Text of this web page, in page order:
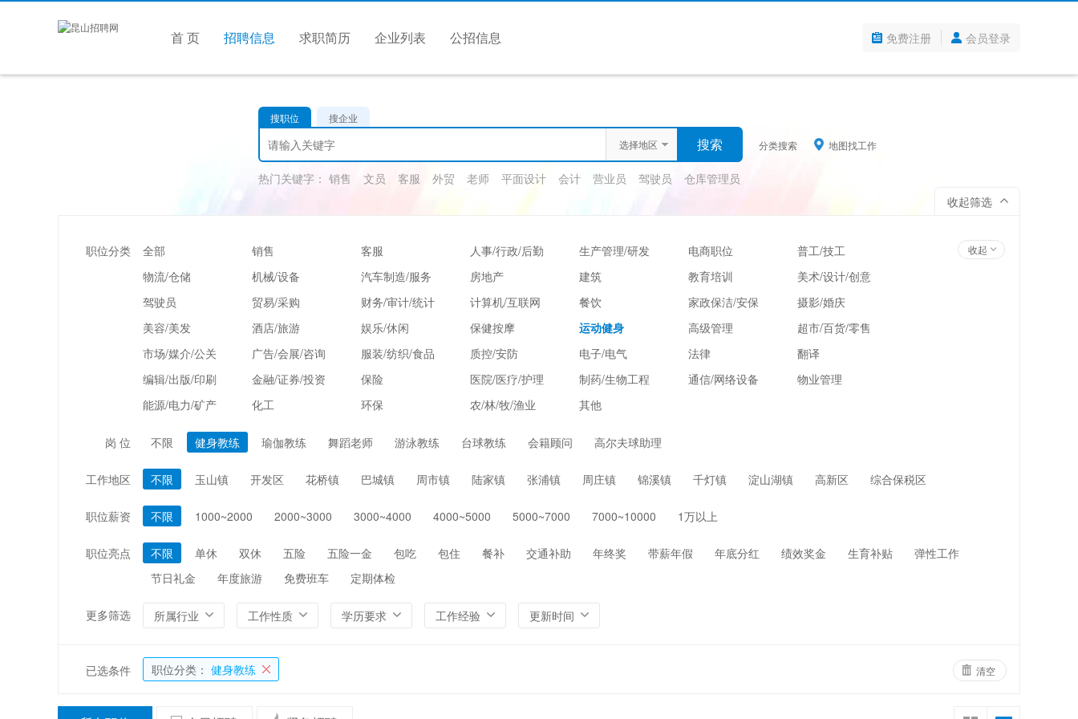
首 页 招聘信息 求职简历 企业列表 公招信息 免费注册 会员登录
搜职位
搜企业
选择地区
分类搜索 地图找工作
热门关键字： 销售 文员 客服 外贸 老师 平面设计 会计 营业员 驾驶员
仓库管理员
收起筛选
职位分类 全部 销售 客服 人事/行政/后勤 生产管理/研发 电商职位
普工/技工
物流/仓储
机械/设备 汽车制造/服务 房地产 建筑 教育培训
美术/设计/创意
驾驶员
贸易/采购 财务/审计/统计 计算机/互联网 餐饮 家政保洁/安保
摄影/婚庆
美容/美发
酒店/旅游 娱乐/休闲 保健按摩 运动健身 高级管理
超市/百货/零售
市场/媒介/公关
广告/会展/咨询 服装/纺织/食品 质控/安防 电子/电气 法律
翻译
编辑/出版/印刷
金融/证券/投资 保险 医院/医疗/护理 制药/生物工程 通信/网络设备
物业管理
能源/电力/矿产
化工 环保 农/林/牧/渔业 其他
收起
岗 位 不限 健身教练 瑜伽教练 舞蹈老师 游泳教练 台球教练 会籍顾问 高尔夫球助理
工作地区 不限 玉山镇 开发区 花桥镇 巴城镇 周市镇 陆家镇 张浦镇 周庄镇 锦溪镇 千灯镇 淀山湖镇 高新区 综合保税区
职位薪资 不限 1000~2000 2000~3000 3000~4000 4000~5000 5000~7000 7000~10000 1万以上
职位亮点 不限 单休 双休 五险 五险一金 包吃 包住 餐补 交通补助 年终奖 带薪年假 年底分红 绩效奖金 生育补贴
弹性工作
节日礼金
年度旅游 免费班车 定期体检
更多筛选 所属行业 工作性质 学历要求 工作经验 更新时间
已选条件 职位分类： 健身教练 清空